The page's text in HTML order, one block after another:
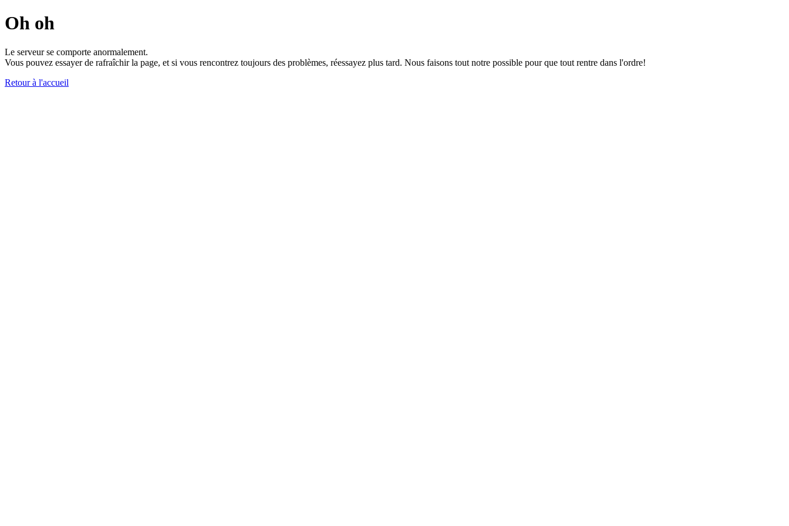
Oh oh
Le serveur se comporte anormalement.
Vous pouvez essayer de rafraîchir la page, et si vous rencontrez toujours des problèmes, réessayez plus tard. Nous faisons tout notre possible pour que tout rentre dans l'ordre!
Retour à l'accueil